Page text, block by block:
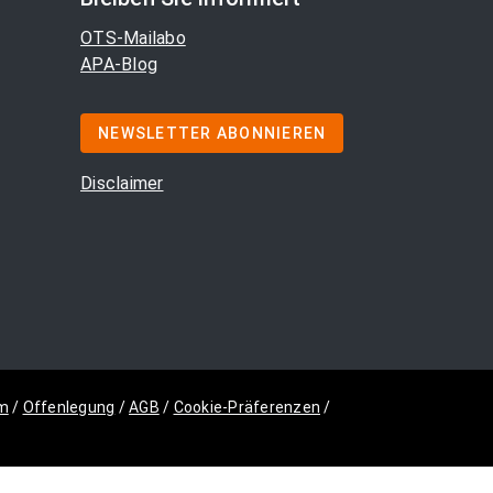
OTS-Mailabo
APA-Blog
NEWSLETTER ABONNIEREN
Disclaimer
/ Offenlegung /AGB / Cookie-Präferenzen /